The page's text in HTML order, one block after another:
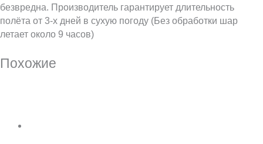
безвредна. Производитель гарантирует длительность
полёта от 3-х дней в сухую погоду (Без обработки шар
летает около 9 часов)
Похожие